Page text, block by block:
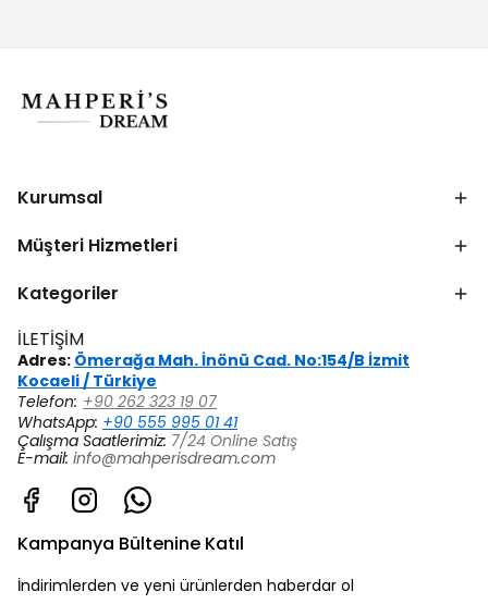
Kurumsal
Müşteri Hizmetleri
Kategoriler
İLETİŞİM
Adres: Ömerağa Mah. İnönü Cad. No:154/B İzmit
Kocaeli / Türkiye
Telefon: +90 262 323 19 07
WhatsApp: +90 555 995 01 41
Çalışma Saatlerimiz: 7/24 Online Satış
E-mail: info@mahperisdream.com
Kampanya Bültenine Katıl
İndirimlerden ve yeni ürünlerden haberdar ol